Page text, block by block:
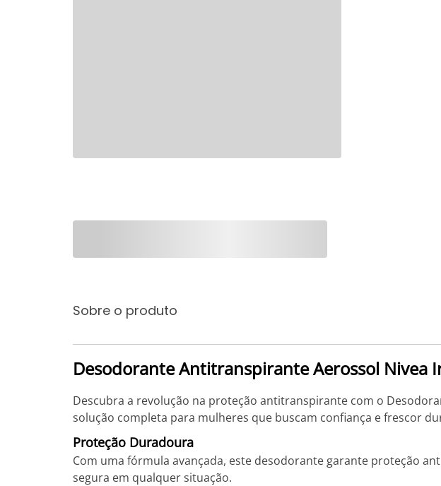
Sobre o produto
Desodorante Antitranspirante Aerossol Nivea
Descubra a revolução na proteção antitranspirante com o
solução completa para mulheres que buscam confiança e frescor
Proteção Duradoura
Com uma fórmula avançada, este desodorante garante proteção
segura em qualquer situação.